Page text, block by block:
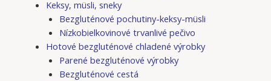
Keksy, müsli, sneky
Bezgluténové pochutiny-keksy-müsli
Nízkobielkovinové trvanlivé pečivo
Hotové bezgluténové chladené výrobky
Parené bezgluténové výrobky
Bezgluténové cestá